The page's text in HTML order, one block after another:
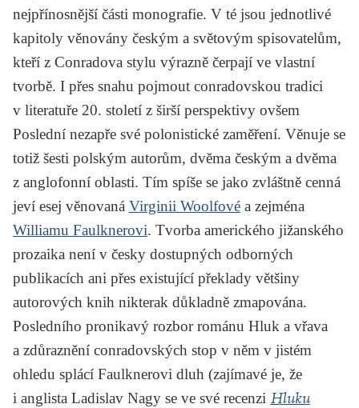
nejpřínosnější části monografie. V té jsou jednotlivé
kapitoly věnovány českým a světovým spisovatelům,
kteří z Conradova stylu výrazně čerpají ve vlastní
tvorbě. I přes snahu pojmout conradovskou tradici
v literatuře 20. století z širší perspektivy ovšem
Poslední nezapře své polonistické zaměření. Věnuje se
totiž šesti polským autorům, dvěma českým a dvěma
z anglofonní oblasti. Tím spíše se jako zvláštně cenná
jeví esej věnovaná Virginii Woolfové a zejména
Williamu Faulknerovi. Tvorba amerického jižanského
prozaika není v česky dostupných odborných
publikacích ani přes existující překlady většiny
autorových knih nikterak důkladně zmapována.
Posledního pronikavý rozbor románu Hluk a vřava
a zdůraznění conradovských stop v něm v jistém
ohledu splácí Faulknerovi dluh (zajímavé je, že
i anglista Ladislav Nagy se ve své recenzi Hluku